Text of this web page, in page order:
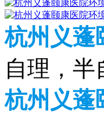
杭州义蓬
自理，半
杭州义蓬